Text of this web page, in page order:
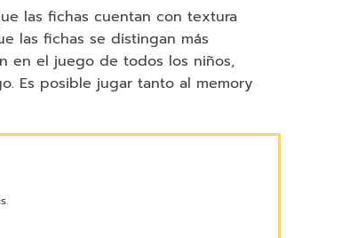
las fichas cuentan con textura
las fichas se distingan más
en el juego de todos los niños,
Es posible jugar tanto al memory